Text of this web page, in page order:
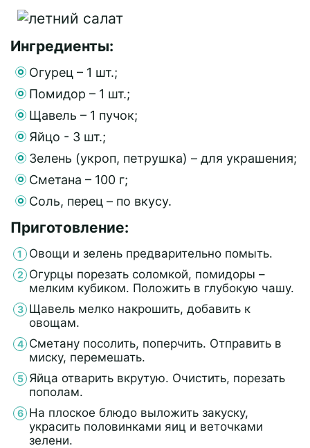
Ингредиенты:
Огурец – 1 шт.;
Помидор – 1 шт.;
Щавель – 1 пучок;
Яйцо - 3 шт.;
Зелень (укроп, петрушка) – для украшения;
Сметана – 100 г;
Соль, перец – по вкусу.
Приготовление:
Овощи и зелень предварительно помыть.
Огурцы порезать соломкой, помидоры –
мелким кубиком. Положить в глубокую чашу.
Щавель мелко накрошить, добавить к
овощам.
Сметану посолить, поперчить. Отправить в
миску, перемешать.
Яйца отварить вкрутую. Очистить, порезать
пополам.
На плоское блюдо выложить закуску,
украсить половинками яиц и веточками
зелени.